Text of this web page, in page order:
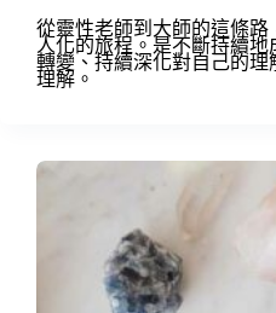
從靈性老師到大師的這條路
人化的旅程。是不斷持續
轉變、持續深化對自己的理
理解。